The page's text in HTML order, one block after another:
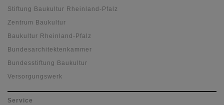
Stiftung Baukultur Rheinland-Pfalz
Zentrum Baukultur
Baukultur Rheinland-Pfalz
Bundesarchitektenkammer
Bundesstiftung Baukultur
Versorgungswerk
Service